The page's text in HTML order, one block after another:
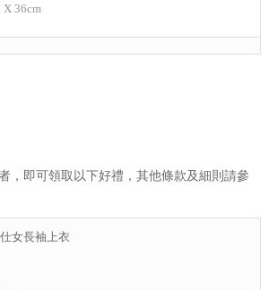
36cm
，即可領取以下好禮，其他條款及細則請參
女長袖上衣